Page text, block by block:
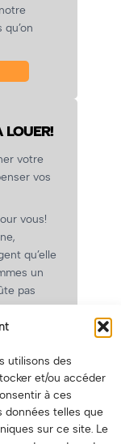
utilisons des
et/ou accéder
à ces
données telles que
sur ce site. Le
LOUER!
votre
vos
vous!
qu’elle
un
pas
et
pour